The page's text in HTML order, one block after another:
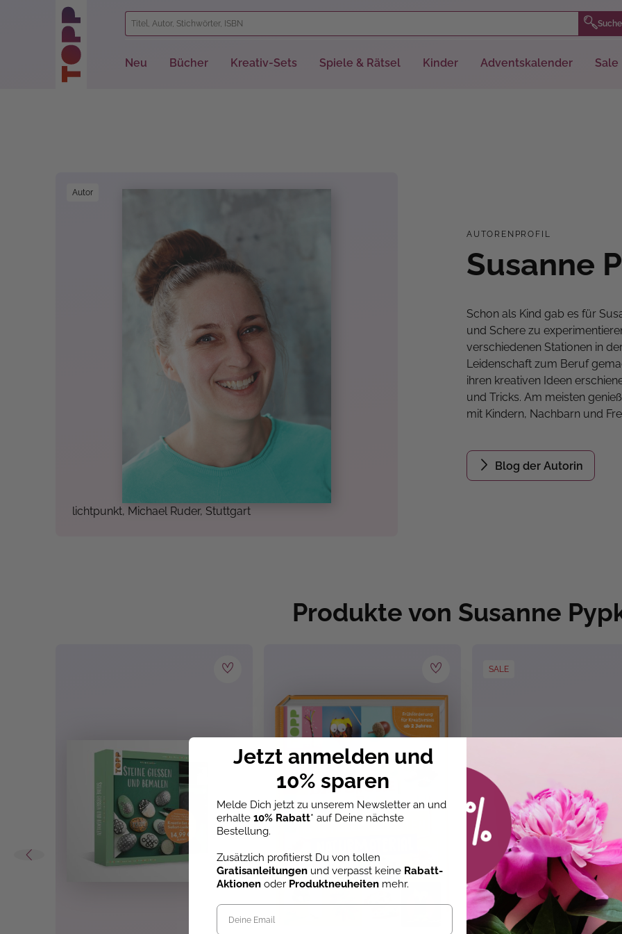
Zur Hauptnavigation springen
Neu Bücher Kreativ-Sets Spiele & Rätsel Kinder Adventskalender Sale
Autor
lichtpunkt, Michael Ruder, Stuttgart
AUTORENPROFIL
Susanne
Schon als Kind gab es für
und Schere zu
verschiedenen Stationen in
Leidenschaft zum Beruf
ihren kreativen Ideen
und Tricks. Am meisten
mit Kindern, Nachbarn und
Blog der Autorin
Produkte von Susanne
SALE
Jetzt anmelden und
10% sparen
Melde Dich jetzt zu unserem Newsletter an und
erhalte 10% Rabatt* auf Deine nächste
Bestellung.
Zusätzlich profitierst Du von tollen
Gratisanleitungen und verpasst keine Rabatt-
Aktionen oder Produktneuheiten mehr.